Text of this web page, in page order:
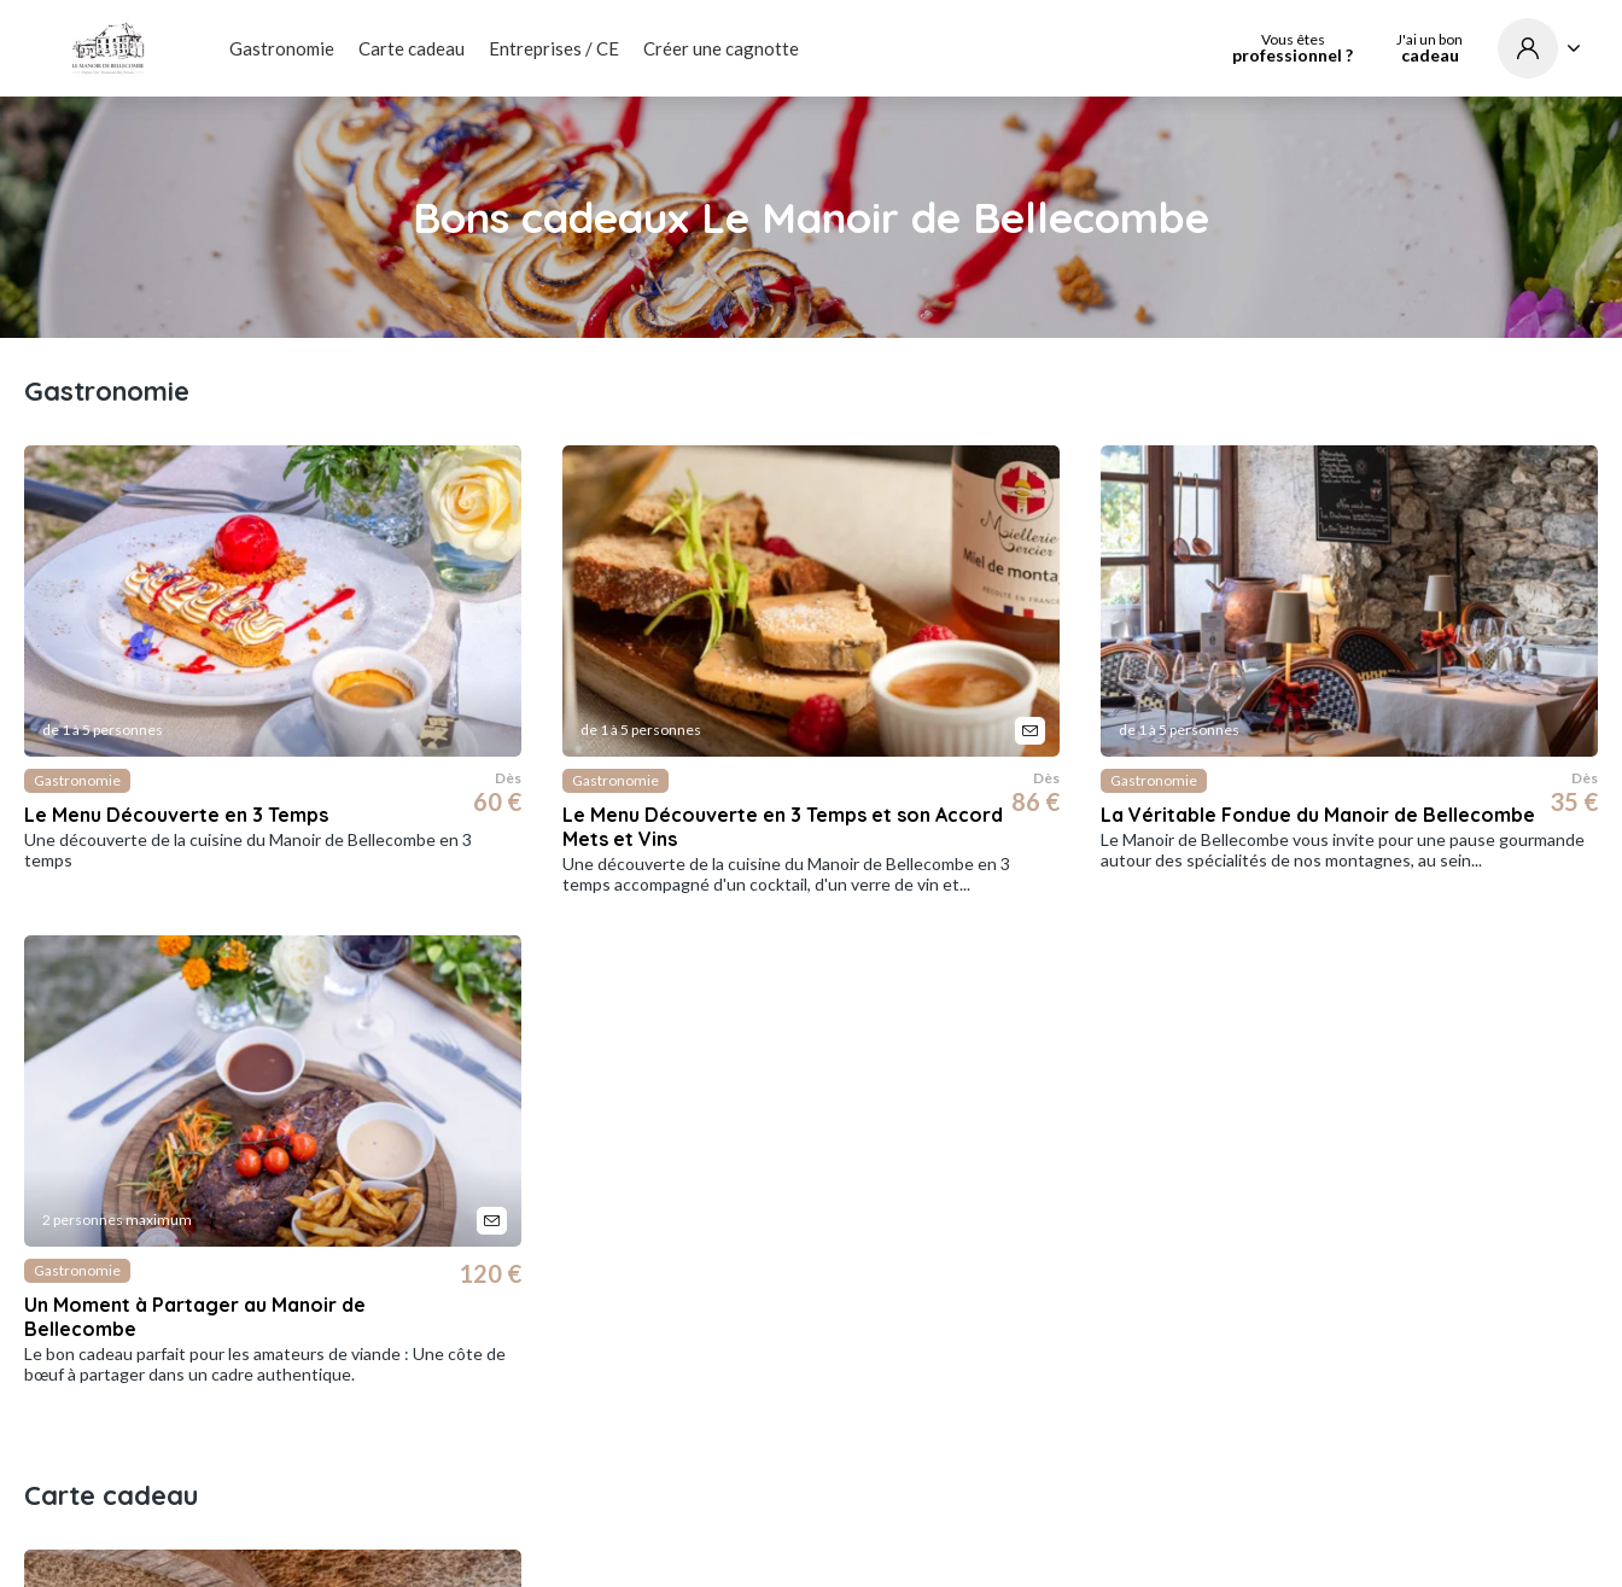
Gastronomie Carte cadeau Entreprises / CE Créer une cagnotte Vous êtes
professionnel ?
J'ai un bon
cadeau
Bons cadeaux Le Manoir de Bellecombe
Gastronomie
de 1 à 5 personnes
Gastronomie
Le Menu Découverte en 3 Temps
Dès
60 €
Une découverte de la cuisine du Manoir de Bellecombe en 3
temps
de 1 à 5 personnes
Gastronomie
Le Menu Découverte en 3 Temps et son Accord
Mets et Vins
Dès
86 €
Une découverte de la cuisine du Manoir de Bellecombe en 3
temps accompagné d'un cocktail, d'un verre de vin et...
de 1 à 5 personnes
Gastronomie
La Véritable Fondue du Manoir de Bellecombe
Dès
35 €
Le Manoir de Bellecombe vous invite pour une pause gourmande
autour des spécialités de nos montagnes, au sein...
2 personnes maximum
Gastronomie
Un Moment à Partager au Manoir de
Bellecombe
120 €
Le bon cadeau parfait pour les amateurs de viande : Une côte de
bœuf à partager dans un cadre authentique.
Carte cadeau